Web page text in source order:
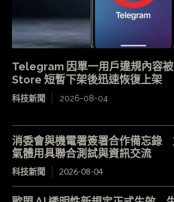
Telegram 因單一用戶違規內容
Store 短暫下架後迅速恢復上架
科技新聞 2026-08-04
消委會與機電署簽署合作備忘錄
氣體用具聯合測試與資訊交流
科技新聞 2026-08-04